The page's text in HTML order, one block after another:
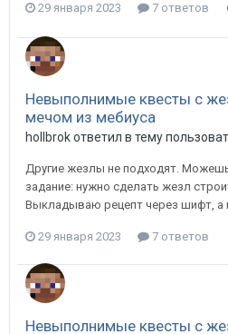
29 января 2023 7 ответов
Невыполнимые квесты с
мечом из мебиуса
hollbrok ответил в тему
Другие жезлы не подходят.
задание: нужно сделать жезл
Выкладываю рецепт через шифт, а
29 января 2023 7 ответов
Невыполнимые квесты с